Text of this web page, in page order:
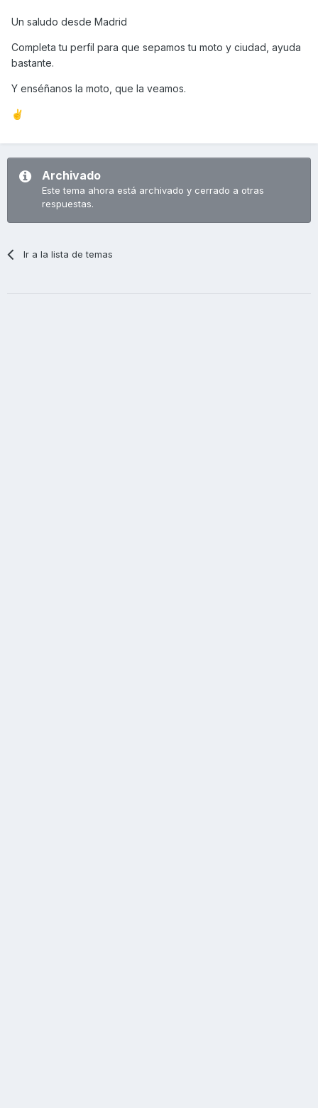
Un saludo desde Madrid
Completa tu perfil para que sepamos tu moto y ciudad, ayuda
bastante.
Y enséñanos la moto, que la veamos.
✌️
Archivado
Este tema ahora está archivado y cerrado a otras
respuestas.
Ir a la lista de temas